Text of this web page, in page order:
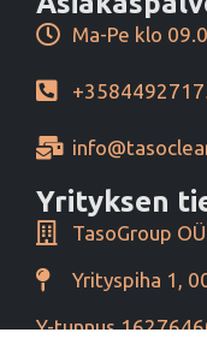
Ma-Pe klo
Yrityksen
TasoGroup OÜ
Yrityspiha 1,
Y-tunnus